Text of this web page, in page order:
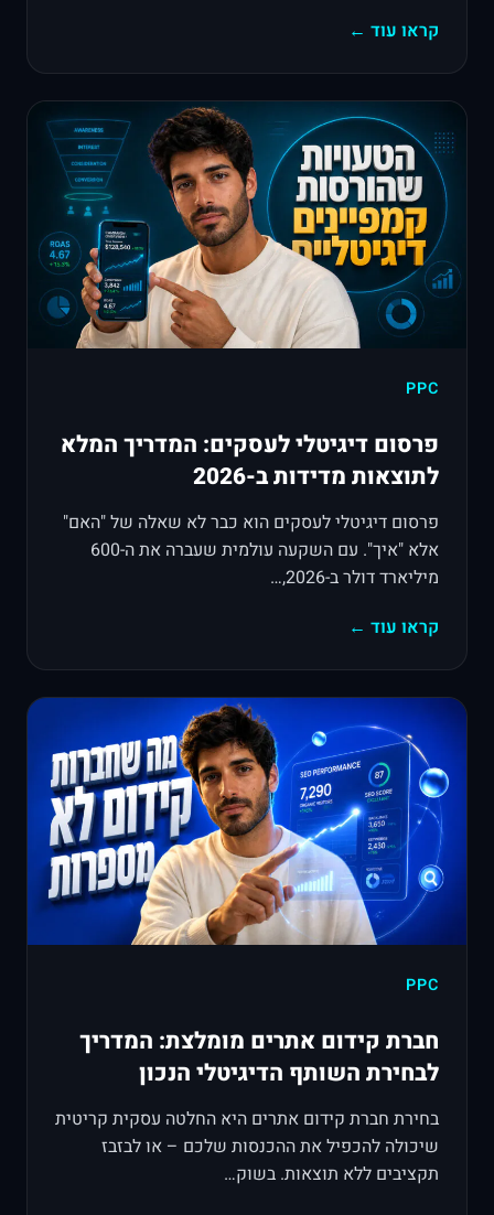
קראו עוד ←
PPC
פרסום דיגיטלי לעסקים: המדריך המלא
לתוצאות מדידות ב-2026
פרסום דיגיטלי לעסקים הוא כבר לא שאלה של "האם"
אלא "איך". עם השקעה עולמית שעברה את ה-600
מיליארד דולר ב-2026,…
קראו עוד ←
PPC
חברת קידום אתרים מומלצת: המדריך
לבחירת השותף הדיגיטלי הנכון
בחירת חברת קידום אתרים היא החלטה עסקית קריטית
שיכולה להכפיל את ההכנסות שלכם – או לבזבז
תקציבים ללא תוצאות. בשוק…